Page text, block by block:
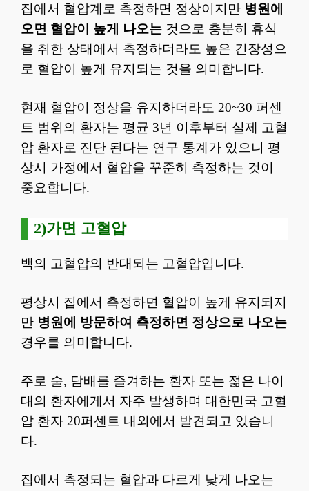
집에서 혈압계로 측정하면 정상이지만 병원에
오면 혈압이 높게 나오는 것으로 충분히 휴식
을 취한 상태에서 측정하더라도 높은 긴장성으
로 혈압이 높게 유지되는 것을 의미합니다.
현재 혈압이 정상을 유지하더라도 20~30 퍼센
트 범위의 환자는 평균 3년 이후부터 실제 고혈
압 환자로 진단 된다는 연구 통계가 있으니 평
상시 가정에서 혈압을 꾸준히 측정하는 것이
중요합니다.
2)가면 고혈압
백의 고혈압의 반대되는 고혈압입니다.
평상시 집에서 측정하면 혈압이 높게 유지되지
만 병원에 방문하여 측정하면 정상으로 나오는
경우를 의미합니다.
주로 술, 담배를 즐겨하는 환자 또는 젊은 나이
대의 환자에게서 자주 발생하며 대한민국 고혈
압 환자 20퍼센트 내외에서 발견되고 있습니
다.
집에서 측정되는 혈압과 다르게 낮게 나오는